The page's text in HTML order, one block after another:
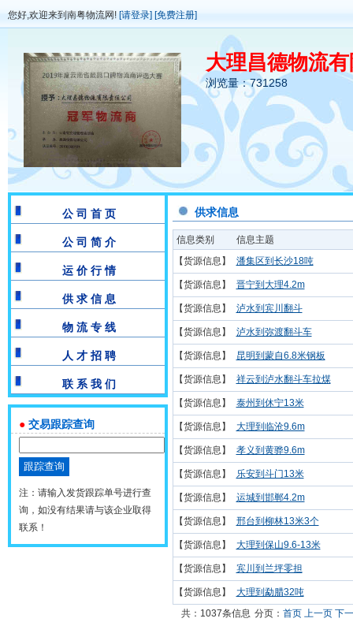
您好,欢迎来到南粤物流网! [请登录] [免费注册]
大理昌德物流
浏览量：731258
公 司 首 页
公 司 简 介
运 价 行 情
供 求 信 息
物 流 专 线
人 才 招 聘
联 系 我 们
● 交易跟踪查询
注：请输入发货跟踪单号进行查
询，如没有结果请与该企业取得
联系！
供求信息
信息类别
信息主题
【货源信息】
潘集区到长沙18吨
【货源信息】 晋宁到大理4.2m
【货源信息】 泸水到宾川翻斗
【货源信息】 泸水到弥渡翻斗车
【货源信息】 昆明到蒙自6.8米钢板
【货源信息】 祥云到泸水翻斗车拉煤
【货源信息】 泰州到休宁13米
【货源信息】 大理到临沧9.6m
【货源信息】 孝义到黄骅9.6m
【货源信息】 乐安到斗门13米
【货源信息】 运城到邯郸4.2m
【货源信息】 邢台到柳林13米3个
【货源信息】 大理到保山9.6-13米
【货源信息】 宾川到兰坪零担
【货源信息】
大理到勐腊32吨
共：1037条信息 分页： 首页 上一页 下